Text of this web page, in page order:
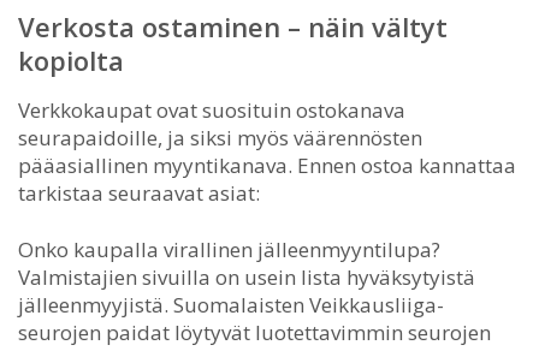
Verkosta ostaminen – näin vältyt
kopiolta
Verkkokaupat ovat suosituin ostokanava
seurapaidoille, ja siksi myös väärennösten
pääasiallinen myyntikanava. Ennen ostoa kannattaa
tarkistaa seuraavat asiat:
Onko kaupalla virallinen jälleenmyyntilupa?
Valmistajien sivuilla on usein lista hyväksytyistä
jälleenmyyjistä. Suomalaisten Veikkausliiga-
seurojen paidat löytyvät luotettavimmin seurojen